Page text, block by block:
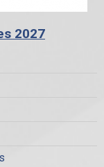
2027